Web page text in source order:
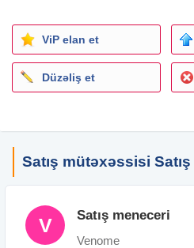
• Qeyd:
Vakansiya üzrə iş prosesi
dəstəyi təmin olunur.
ViP elan et
Düzəliş et
Satış mütəxəssisi Satış
V Satış meneceri
Venome